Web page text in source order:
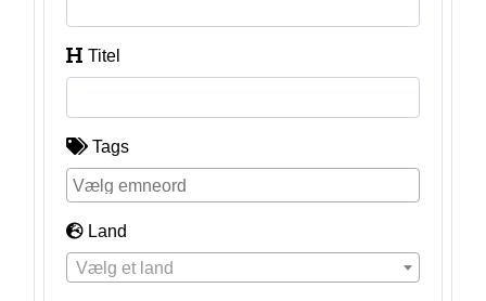
Titel
Tags
Land
Vælg et land